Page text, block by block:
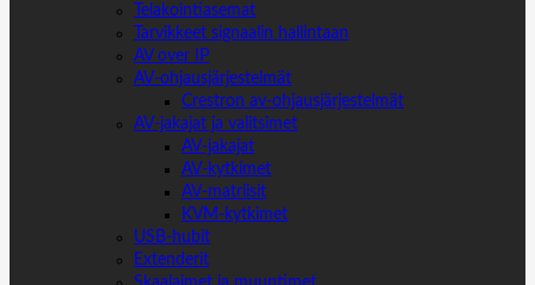
Telakointiasemat
Tarvikkeet signaalin hallintaan
AV over IP
AV-ohjausjärjestelmät
Crestron av-ohjausjärjestelmät
AV-jakajat ja valitsimet
AV-jakajat
AV-kytkimet
AV-matriisit
KVM-kytkimet
USB-hubit
Extenderit